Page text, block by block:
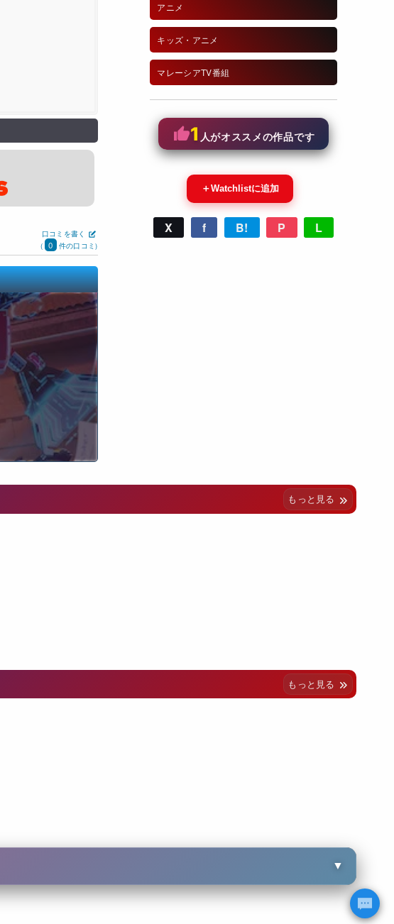
口コミを書く
(
0 件の口コミ)
アニメ
キッズ・アニメ
マレーシアTV番組
1 人がオススメの作品です
＋Watchlistに追加
X f B! P L
もっと見る
もっと見る
▼